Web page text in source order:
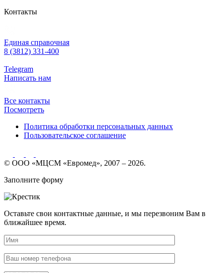
Контакты
Единая справочная
8 (3812) 331-400
Telegram
Написать нам
Все контакты
Посмотреть
Политика обработки персональных данных
Пользовательское соглашение
© ООО «МЦСМ «Евромед», 2007 – 2026.
Заполните форму
Оставьте свои контактные данные, и мы перезвоним Вам в
ближайшее время.